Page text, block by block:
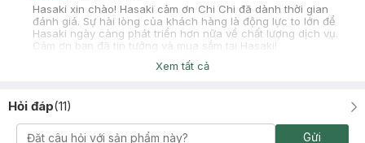
Hasaki xin chào! Hasaki cảm ơn Chi Chi đã dành thời gian
đánh giá. Sự hài lòng của khách hàng là động lực to lớn để
Hasaki ngày càng phát triển hơn nữa về chất lượng dịch vụ.
Cảm ơn bạn đã tin tưởng và mua sắm tại Hasaki!
Đã mua hàng
Mua không biết bao nhiêu lọ dùng rồi giờ mới đánh giá. Da mình
da. Dùng chai tẩy trang dưỡng trắng (nắp xanh) thì lên mụn tùm
Xem tất cả
Hỏi đáp(11)
Gửi